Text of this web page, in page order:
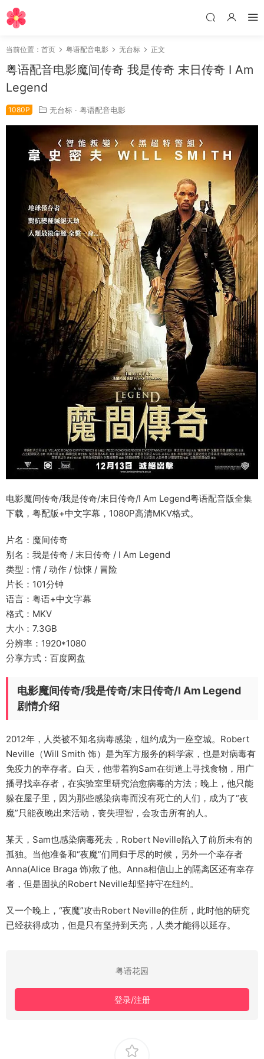
当前位置： 首页 粤语配音电影 无台标 正文
粤语配音电影魔间传奇 我是传奇 末日传奇 I Am
Legend
1080P 无台标 · 粤语配音电影
电影魔间传奇/我是传奇/末日传奇/I Am Legend粤语配音版全集
下载，粤配版+中文字幕，1080P高清MKV格式。
片名：魔间传奇
别名：我是传奇 / 末日传奇 / I Am Legend
类型：情 / 动作 / 惊悚 / 冒险
片长：101分钟
语言：粤语+中文字幕
格式：MKV
大小：7.3GB
分辨率：1920*1080
分享方式：百度网盘
电影魔间传奇/我是传奇/末日传奇/I Am Legend
剧情介绍
2012年，人类被不知名病毒感染，纽约成为一座空城。Robert
Neville（Will Smith 饰）是为军方服务的科学家，也是对病毒有
免疫力的幸存者。白天，他带着狗Sam在街道上寻找食物，用广
播寻找幸存者，在实验室里研究治愈病毒的方法；晚上，他只能
躲在屋子里，因为那些感染病毒而没有死亡的人们，成为了“夜
魔”只能夜晚出来活动，丧失理智，会攻击所有的人。
某天，Sam也感染病毒死去，Robert Neville陷入了前所未有的
孤独。当他准备和“夜魔”们同归于尽的时候，另外一个幸存者
Anna(Alice Braga 饰)救了他。Anna相信山上的隔离区还有幸存
者，但是固执的Robert Neville却坚持守在纽约。
又一个晚上，“夜魔”攻击Robert Neville的住所，此时他的研究
已经获得成功，但是只有坚持到天亮，人类才能得以延存。
粤语花园
登录/注册